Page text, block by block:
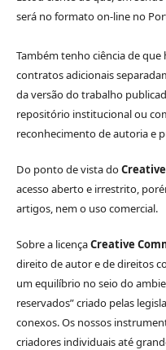
será no formato on-line no
Também tenho ciência de
contratos adicionais
da versão do trabalho
repositório institucional ou
reconhecimento de autoria e
Do ponto de vista do
acesso aberto e irrestrito,
artigos, nem o uso comercial.
Sobre a licençaCreative
direito de autor e de direitos
um equilíbrio no seio do
reservados” criado pelas
conexos. Os nossos
criadores individuais até